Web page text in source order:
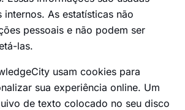
internos. As estatísticas não
pessoais e não podem ser
las.
usam cookies para
sua experiência online. Um
de texto colocado no seu disco